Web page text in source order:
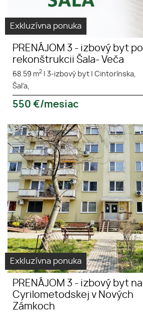
Exkluzívna ponuka
PRENÁJOM 3 - izbový byt po
rekonštrukcii Šala- Veča
68.59 m2 3-izbový byt
Cintorínska,
Šaľa,
550 €/mesiac
Exkluzívna ponuka
PRENÁJOM 3 - izbový byt na
Cyrilometodskej v Nových
Zámkoch